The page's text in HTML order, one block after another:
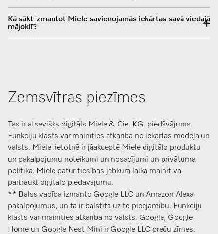
Kā sākt izmantot Miele savienojamās iekārtas savā viedajā
mājoklī?
Zemsvītras piezīmes
Tas ir atsevišķs digitāls Miele & Cie. KG. piedāvājums.
Funkciju klāsts var mainīties atkarībā no iekārtas modeļa un
valsts. Miele lietotnē ir jāakceptē Miele digitālo produktu
un pakalpojumu noteikumi un nosacījumi un privātuma
politika. Miele patur tiesības jebkurā laikā mainīt vai
pārtraukt digitālo piedāvājumu.
** Balss vadība izmanto Google LLC un Amazon Alexa
pakalpojumus, un tā ir balstīta uz to pieejamību. Funkciju
klāsts var mainīties atkarībā no valsts. Google, Google
Home un Google Nest Mini ir Google LLC preču zīmes.